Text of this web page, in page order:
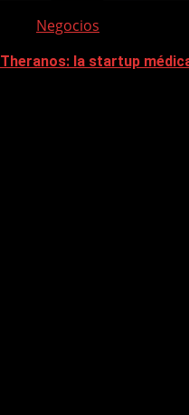
Negocios
Theranos: la startup